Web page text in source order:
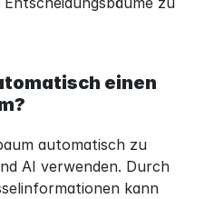
einen
automatisch zu
AI verwenden. Durch
kann